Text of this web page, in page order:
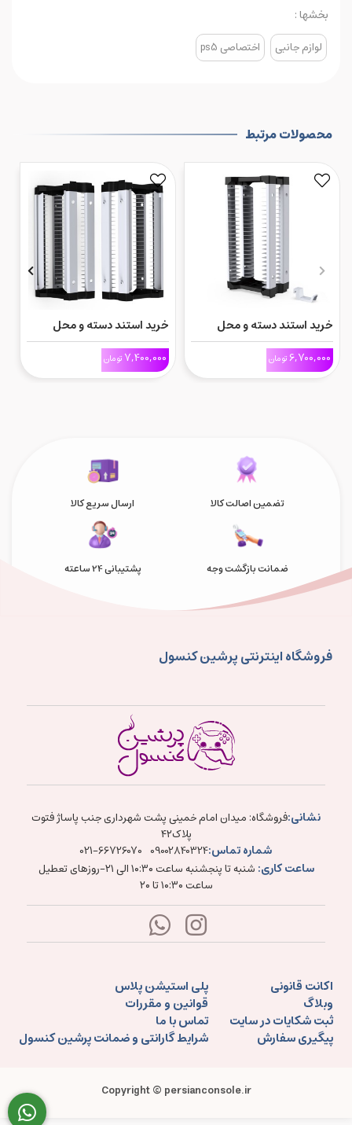
بخشها :
لوازم جانبی اختصاصی ps5
محصولات مرتبط
خرید استند دسته و محل
نگهداری بازی برنده Dobe مدل
تک ردیف
6,700,000تومان
خرید استند دسته و محل
نگهداری بازی برنده Dobe
مدله دو ردیف
7,400,000 تومان
تضمین اصالت کالا ارسال سریع کالا
ضمانت بازگشت وجه پشتیبانی 24 ساعته
فروشگاه اینترنتی پرشین کنسول
نشانی:فروشگاه: میدان امام خمینی پشت شهرداری جنب پاساژ فتوت
پلاک۴۲
شماره تماس:09002840324
021-66726070
ساعت کاری:
شنبه تا پنجشنبه ساعت ۱۰:۳۰ الی ۲۱-روزهای تعطیل
ساعت ۱۰:۳۰ تا ۲۰
اکانت قانونی
پلی استیشن پلاس
وبلاگ
قوانین و مقررات
ثبت شکایات در سایت
تماس با ما
پیگیری سفارش
شرایط گارانتی و ضمانت پرشین کنسول
Copyright © persianconsole.ir